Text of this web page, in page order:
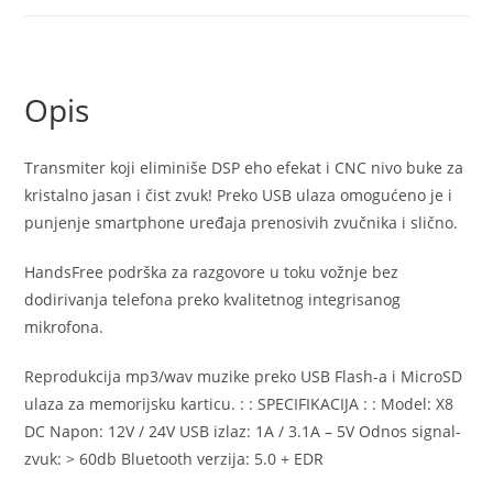
Opis
Transmiter koji eliminiše DSP eho efekat i CNC nivo buke za
kristalno jasan i čist zvuk! Preko USB ulaza omogućeno je i
punjenje smartphone uređaja prenosivih zvučnika i slično.
HandsFree podrška za razgovore u toku vožnje bez
dodirivanja telefona preko kvalitetnog integrisanog
mikrofona.
Reprodukcija mp3/wav muzike preko USB Flash-a i MicroSD
ulaza za memorijsku karticu. : : SPECIFIKACIJA : : Model: X8
DC Napon: 12V / 24V USB izlaz: 1A / 3.1A – 5V Odnos signal-
zvuk: > 60db Bluetooth verzija: 5.0 + EDR